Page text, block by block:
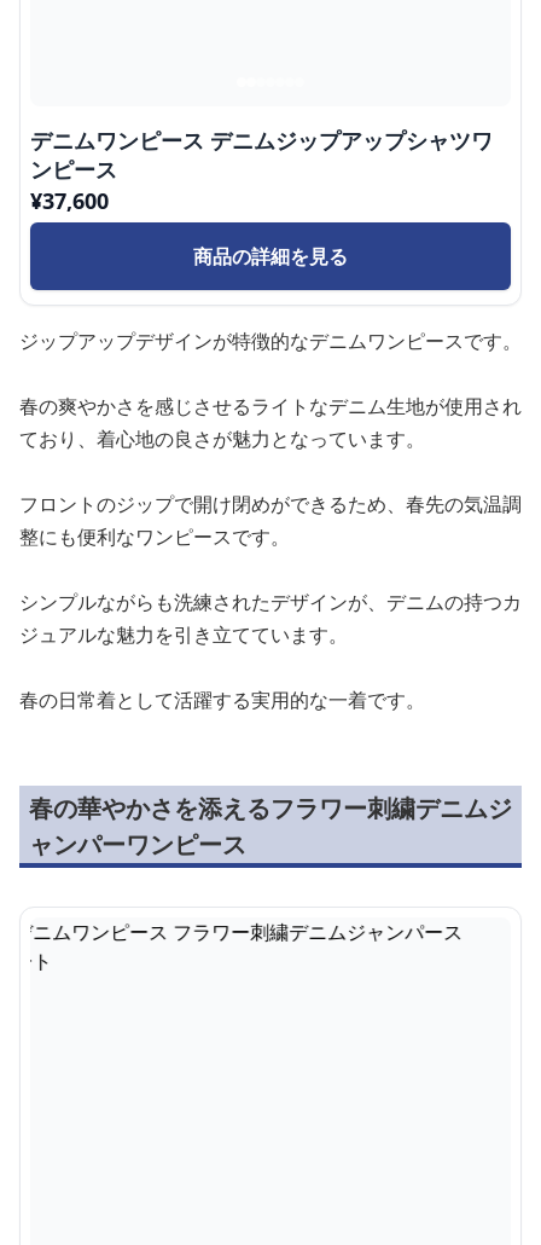
デニムワンピース デニムジップアップシャツワ
ンピース
¥37,600
商品の詳細を見る
ジップアップデザインが特徴的なデニムワンピースです。
春の爽やかさを感じさせるライトなデニム生地が使用され
ており、着心地の良さが魅力となっています。
フロントのジップで開け閉めができるため、春先の気温調
整にも便利なワンピースです。
シンプルながらも洗練されたデザインが、デニムの持つカ
ジュアルな魅力を引き立てています。
春の日常着として活躍する実用的な一着です。
春の華やかさを添えるフラワー刺繍デニムジ
ャンパーワンピース